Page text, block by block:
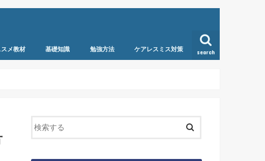
search
スメ教材 基礎知識 勉強方法 ケアレスミス対策